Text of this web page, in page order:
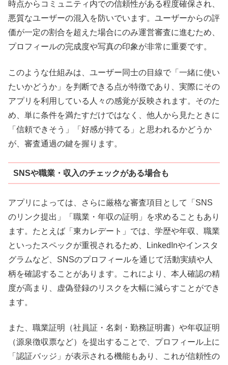
時点からコミュニティ内での信頼性がある程度確保され、
悪質なユーザーの混入を防いでいます。ユーザーからの評
価が一定の割合を超えた場合にのみ運営審査に進むため、
プロフィールの完成度や写真の印象が非常に重要です。
このような仕組みは、ユーザー同士の目線で「一緒に使い
たいかどうか」を判断できる点が特徴であり、実際にその
アプリを利用している人々の感覚が反映されます。そのた
め、単に条件を満たすだけではなく、他人から見たときに
「信頼できそう」「好感が持てる」と思われるかどうか
が、審査通過の鍵を握ります。
SNSや職業・収入のチェックがある場合も
アプリによっては、さらに厳格な審査項目として「SNS
のリンク提出」「職業・年収の証明」を求めることもあり
ます。たとえば「東カレデート」では、学歴や年収、職業
といったスペックが重視されるため、LinkedInやインスタ
グラムなど、SNSのプロフィールを通じて活動実績や人
柄を確認することがあります。これにより、本人確認の精
度が高まり、虚偽登録のリスクを大幅に減らすことができ
ます。
また、職業証明（社員証・名刺・勤務証明書）や年収証明
（源泉徴収票など）を提出することで、プロフィール上に
「認証バッジ」が表示される機能もあり、これが信頼性の